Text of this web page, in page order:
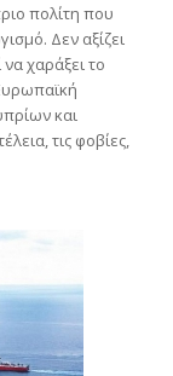
πολίτη που
Δεν αξίζει
χαράξει το
και
τις φοβίες,